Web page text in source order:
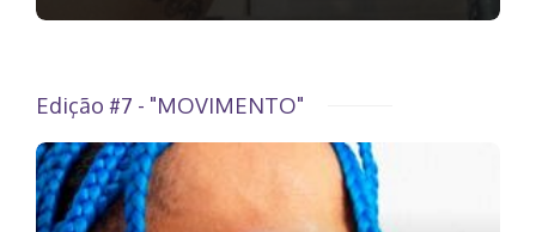
Edição #7 - "MOVIMENTO"